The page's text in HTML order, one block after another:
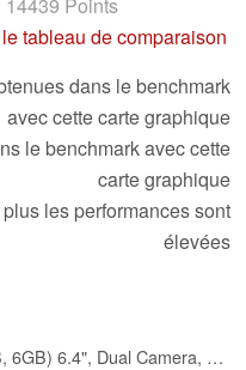
tableau de comparaison
dans le benchmark
avec cette carte graphique
le benchmark avec cette
carte graphique
les performances sont
élevées
LG G8X ThinQ (128GB, 6GB) 6.4", Dual Camera, Snapdragon 855, 4G LTE GSM AT&T Unlocked (T-Mobile, Metro) US Warranty LM-G850UM (Aurora Black)